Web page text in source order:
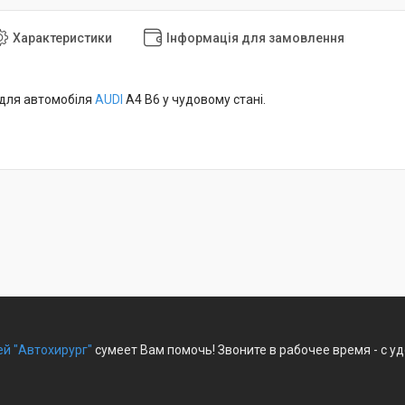
Характеристики Інформація для замовлення
для автомобіля AUDI A4 B6 у чудовому стані.
"Автохирург" сумеет Вам помочь! Звоните в рабочее время - с